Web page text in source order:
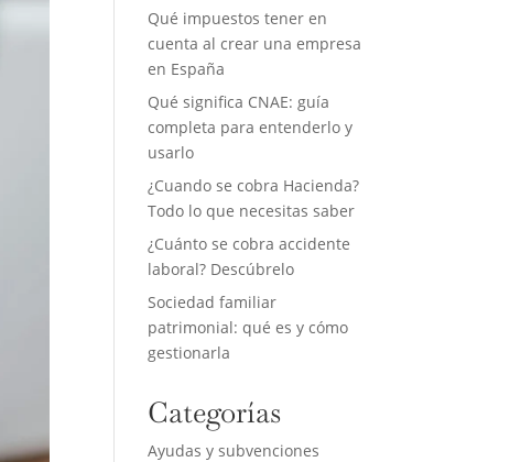
Qué impuestos tener en
cuenta al crear una empresa
en España
Qué significa CNAE: guía
completa para entenderlo y
usarlo
¿Cuando se cobra Hacienda?
Todo lo que necesitas saber
¿Cuánto se cobra accidente
laboral? Descúbrelo
Sociedad familiar
patrimonial: qué es y cómo
gestionarla
Categorías
Ayudas y subvenciones